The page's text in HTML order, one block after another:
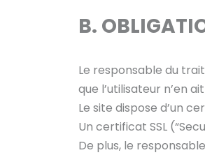
B.
Le responsable du
que l’utilisateur n’en
Le site dispose d’un
Un certificat SSL
De plus, le